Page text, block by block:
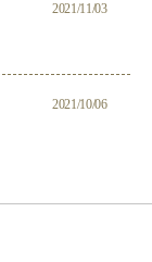
2021/11/03
2021/10/06